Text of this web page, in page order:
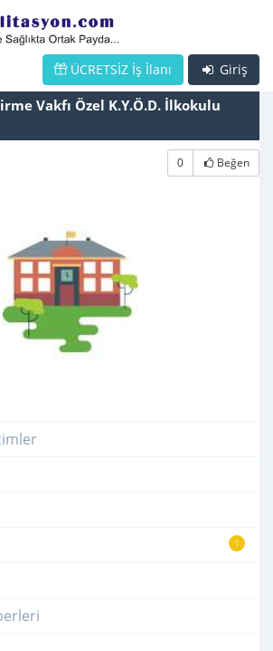
Giriş
ÜCRETSİZ İş İlanı
Vakfı Özel K.Y.Ö.D. İlkokulu
0 Beğen
1